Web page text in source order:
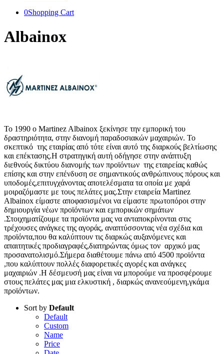
0Shopping Cart
Albainox
Το 1990 ο Martinez Albainox ξεκίνησε την εμπορική του
δραστηριότητα, στην διανομή παραδοσιακών μαχαιριών. Το
σκεπτικό της εταιρίας από τότε είναι αυτό της διαρκούς βελτίωσης
και επέκτασης.Η στρατηγική αυτή οδήγησε στην ανάπτυξη
διεθνούς δικτύου διανομής των προϊόντων της εταιρείας καθώς
επίσης και στην επένδυση σε σημαντικούς ανθρώπινους πόρους και
υποδομές,επιτυγχάνοντας αποτελέσματα τα οποία με χαρά
μοιραζόμαστε με τους πελάτες μας.Στην εταιρεία Martinez
Albainox είμαστε αποφασισμένοι να είμαστε πρωτοπόροι στην
δημιουργία νέων προϊόντων και εμπορικών σημάτων
.Στοιχηματίζουμε τα προϊόντα μας να ανταποκρίνονται στις
τρέχουσες ανάγκες της αγοράς, αναπτύσσοντας νέα σχέδια και
προϊόντα,που θα καλύπτουν τις διαρκώς αυξανόμενες και
απαιτητικές προδιαγραφές,διατηρώντας όμως τον αρχικό μας
προσανατολισμό.Σήμερα διαθέτουμε πάνω από 4500 προϊόντα
,που καλύπτουν πολλές διαφορετικές αγορές και ανάγκες
μαχαιριών .Η δέσμευσή μας είναι να μπορούμε να προσφέρουμε
στους πελάτες μας μια ελκυστική , διαρκώς ανανεούμενη,γκάμα
προϊόντων.
Sort by Default
Default
Custom
Name
Price